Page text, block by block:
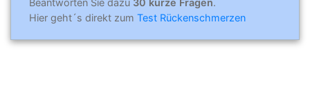
Beantworten Sie dazu 30 kurze Fragen.
Hier geht´s direkt zum Test Rückenschmerzen